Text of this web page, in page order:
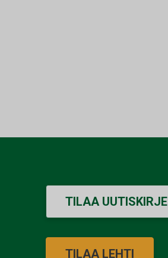
TILAA UUTISKIRJE
TILAA LEHTI